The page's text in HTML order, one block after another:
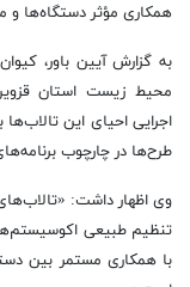
همکاری مؤثر دستگاه‌ها
به گزارش آیین باور،
محیط زیست استان
اجرایی احیای این
طرح‌ها در چارچوب
وی اظهار داشت:
تنظیم طبیعی
با همکاری مستمر بین